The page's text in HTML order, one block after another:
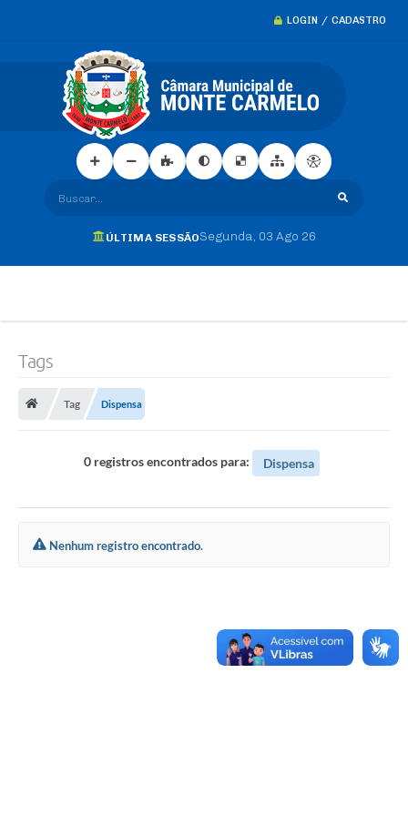
LOGIN / CADASTRO
Buscar...
ÚLTIMA SESSÃOSegunda 03 Ago 26
Tags
Tag Dispensa
0 registros encontrados para: Dispensa
Nenhum registro encontrado.